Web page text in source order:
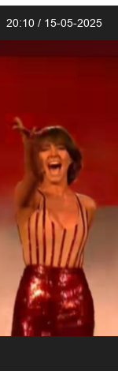
20:10 / 15-05-2025